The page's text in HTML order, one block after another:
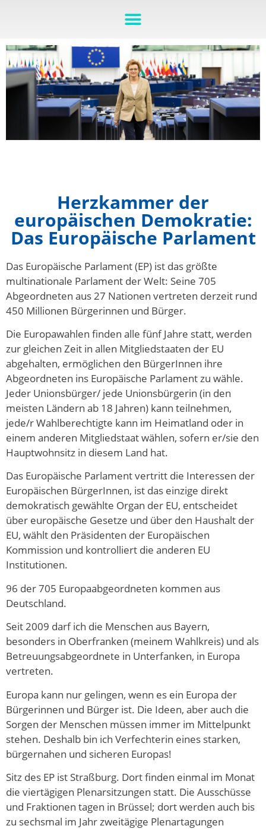
Herzkammer der
europäischen Demokratie:
Das Europäische Parlament
Das Europäische Parlament (EP) ist das größte
multinationale Parlament der Welt: Seine 705
Abgeordneten aus 27 Nationen vertreten derzeit rund
450 Millionen Bürgerinnen und Bürger.
Die Europawahlen finden alle fünf Jahre statt, werden
zur gleichen Zeit in allen Mitgliedstaaten der EU
abgehalten, ermöglichen den BürgerInnen ihre
Abgeordneten ins Europäische Parlament zu wähle.
Jeder Unionsbürger/ jede Unionsbürgerin (in den
meisten Ländern ab 18 Jahren) kann teilnehmen,
jede/r Wahlberechtigte kann im Heimatland oder in
einem anderen Mitgliedstaat wählen, sofern er/sie den
Hauptwohnsitz in diesem Land hat.
Das Europäische Parlament vertritt die Interessen der
Europäischen BürgerInnen, ist das einzige direkt
demokratisch gewählte Organ der EU, entscheidet
über europäische Gesetze und über den Haushalt der
EU, wählt den Präsidenten der Europäischen
Kommission und kontrolliert die anderen EU
Institutionen.
96 der 705 Europaabgeordneten kommen aus
Deutschland.
Seit 2009 darf ich die Menschen aus Bayern,
besonders in Oberfranken (meinem Wahlkreis) und als
Betreuungsabgeordnete in Unterfanken, in Europa
vertreten.
Europa kann nur gelingen, wenn es ein Europa der
Bürgerinnen und Bürger ist. Die Ideen, aber auch die
Sorgen der Menschen müssen immer im Mittelpunkt
stehen. Deshalb bin ich Verfechterin eines starken,
bürgernahen und sicheren Europas!
Sitz des EP ist Straßburg. Dort finden einmal im Monat
die viertägigen Plenarsitzungen statt. Die Ausschüsse
und Fraktionen tagen in Brüssel; dort werden auch bis
zu sechsmal im Jahr zweitägige Plenartagungen